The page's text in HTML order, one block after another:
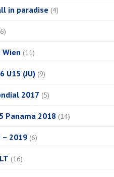
in paradise (4)
Wien (11)
U15 (JU) (9)
2017 (5)
Panama 2018 (14)
– 2019 (6)
(16)